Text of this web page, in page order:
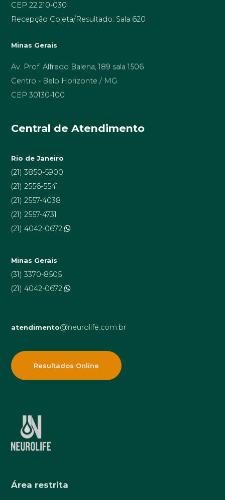
CEP 22.210-030
Recepção Coleta/Resultado: Sala 620
Minas Gerais
Av. Prof. Alfredo Balena, 189 sala 1506
Centro - Belo Horizonte / MG
CEP 30130-100
Central de Atendimento
Rio de Janeiro
(21) 3850-5900
(21) 2556-5541
(21) 2557-4038
(21) 2557-4731
(21) 4042-0672
Minas Gerais
(31) 3370-8505
(21) 4042-0672
atendimento@neurolife.com.br
Resultados Online